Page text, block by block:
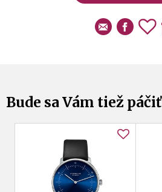
Bude sa Vám tiež páčiť